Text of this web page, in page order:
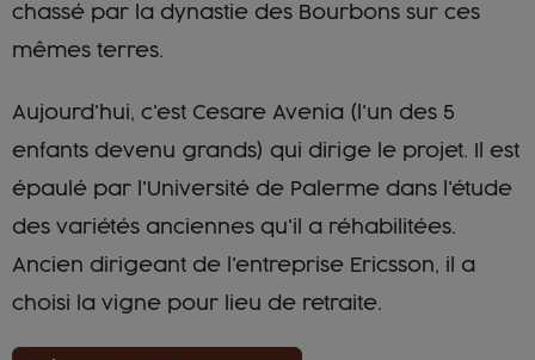
chassé par la dynastie des Bourbons sur ces
mêmes terres.
Aujourd'hui, c'est Cesare Avenia (l'un des 5
enfants devenu grands) qui dirige le projet. Il est
épaulé par l'Université de Palerme dans l'étude
des variétés anciennes qu'il a réhabilitées.
Ancien dirigeant de l'entreprise Ericsson, il a
choisi la vigne pour lieu de retraite.